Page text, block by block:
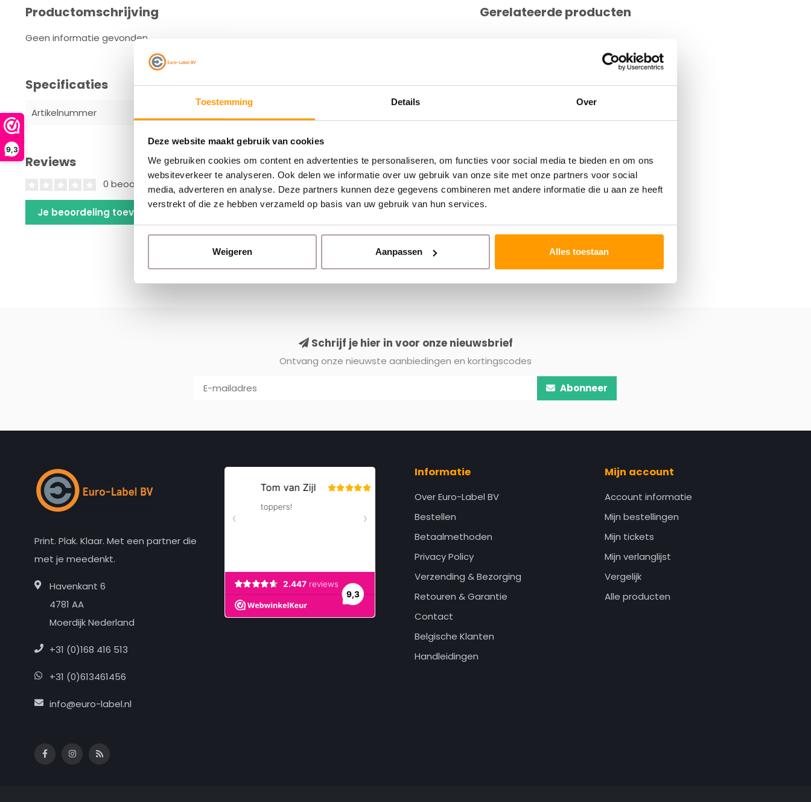
Toestemming Details Over
Deze website maakt gebruik van cookies
We gebruiken cookies om content en advertenties te personaliseren, om functies voor social media te bieden en om ons
websiteverkeer te analyseren. Ook delen we informatie over uw gebruik van onze site met onze partners voor social
media, adverteren en analyse. Deze partners kunnen deze gegevens combineren met andere informatie die u aan ze heeft
verstrekt of die ze hebben verzameld op basis van uw gebruik van hun services.
Weigeren Aanpassen Alles toestaan
9,3
Productomschrijving
Geen informatie gevonden
Specificaties
Artikelnummer
Reviews
0 beoordelingen
Je beoordeling toevoegen
Gerelateerde producten
Schrijf je hier in voor onze nieuwsbrief
Ontvang onze nieuwste aanbiedingen en kortingscodes
Abonneer
Print. Plak. Klaar. Met een partner die
met je meedenkt.
Havenkant 6
4781 AA
Moerdijk Nederland
+31 (0)168 416 513
+31 (0)613461456
info@euro-label.nl
Informatie
Over Euro-Label BV
Bestellen
Betaalmethoden
Privacy Policy
Verzending & Bezorging
Retouren & Garantie
Contact
Belgische Klanten
Handleidingen
Mijn account
Account informatie
Mijn bestellingen
Mijn tickets
Mijn verlanglijst
Vergelijk
Alle producten